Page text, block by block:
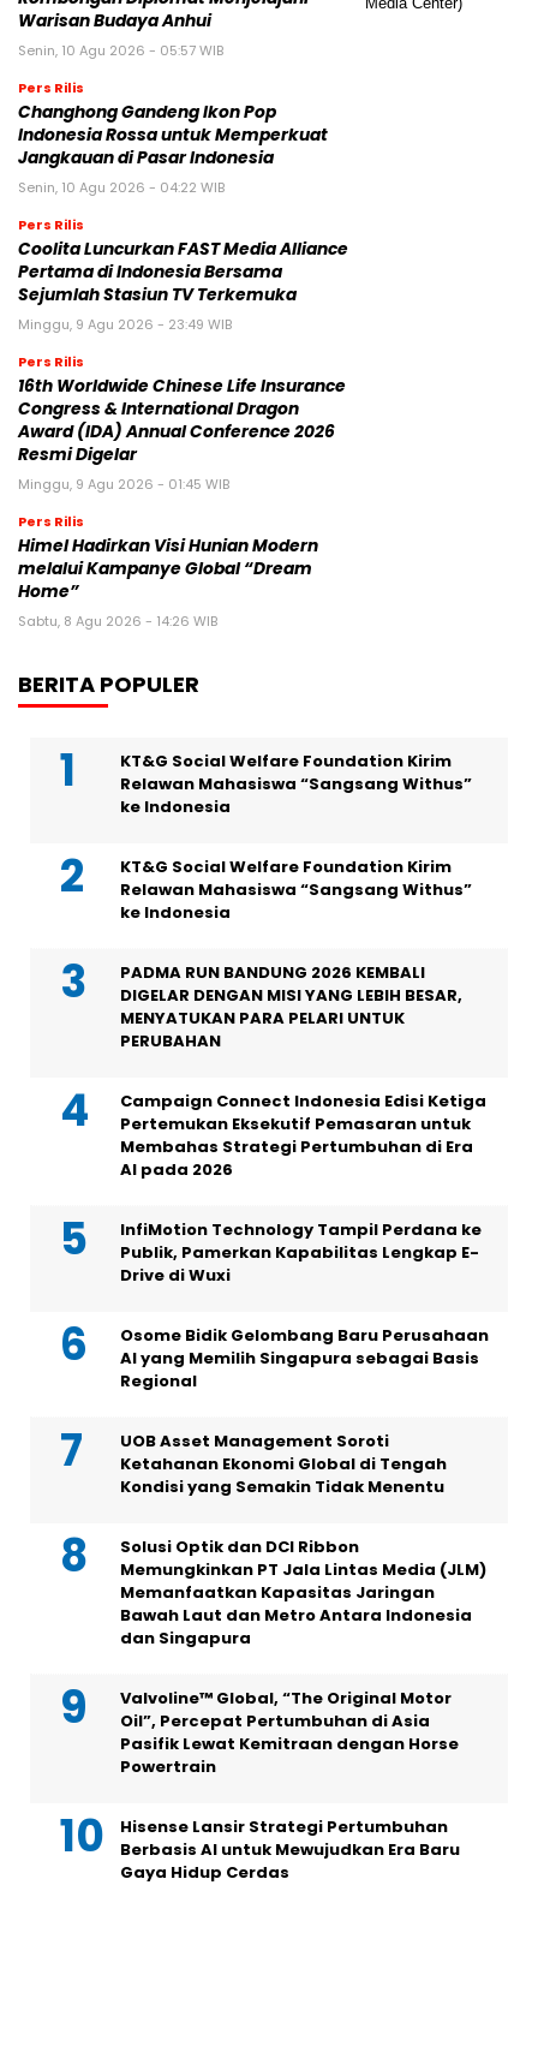
Warisan Budaya Anhui
Senin, 10 Agu 2026 - 05:57 WIB
Pers Rilis
Changhong Gandeng Ikon Pop
Indonesia Rossa untuk Memperkuat
Jangkauan di Pasar Indonesia
Senin, 10 Agu 2026 - 04:22 WIB
Pers Rilis
Coolita Luncurkan FAST Media Alliance
Pertama di Indonesia Bersama
Sejumlah Stasiun TV Terkemuka
Minggu, 9 Agu 2026 - 23:49 WIB
Pers Rilis
16th Worldwide Chinese Life Insurance
Congress & International Dragon
Award (IDA) Annual Conference 2026
Resmi Digelar
Minggu, 9 Agu 2026 - 01:45 WIB
Pers Rilis
Himel Hadirkan Visi Hunian Modern
melalui Kampanye Global “Dream
Home”
Sabtu, 8 Agu 2026 - 14:26 WIB
BERITA POPULER
KT&G Social Welfare Foundation Kirim
Relawan Mahasiswa “Sangsang Withus”
ke Indonesia
KT&G Social Welfare Foundation Kirim
Relawan Mahasiswa “Sangsang Withus”
ke Indonesia
PADMA RUN BANDUNG 2026 KEMBALI
DIGELAR DENGAN MISI YANG LEBIH BESAR,
MENYATUKAN PARA PELARI UNTUK
PERUBAHAN
Campaign Connect Indonesia Edisi Ketiga
Pertemukan Eksekutif Pemasaran untuk
Membahas Strategi Pertumbuhan di Era
AI pada 2026
InfiMotion Technology Tampil Perdana ke
Publik, Pamerkan Kapabilitas Lengkap E-
Drive di Wuxi
Osome Bidik Gelombang Baru Perusahaan
AI yang Memilih Singapura sebagai Basis
Regional
UOB Asset Management Soroti
Ketahanan Ekonomi Global di Tengah
Kondisi yang Semakin Tidak Menentu
Solusi Optik dan DCI Ribbon
Memungkinkan PT Jala Lintas Media (JLM)
Memanfaatkan Kapasitas Jaringan
Bawah Laut dan Metro Antara Indonesia
dan Singapura
Valvoline™ Global, “The Original Motor
Oil”, Percepat Pertumbuhan di Asia
Pasifik Lewat Kemitraan dengan Horse
Powertrain
Hisense Lansir Strategi Pertumbuhan
Berbasis AI untuk Mewujudkan Era Baru
Gaya Hidup Cerdas